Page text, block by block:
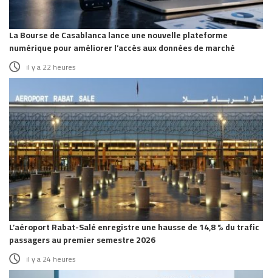
La Bourse de Casablanca lance une nouvelle plateforme
numérique pour améliorer l’accès aux données de marché
il y a 22 heures
L’aéroport Rabat-Salé enregistre une hausse de 14,8 % du trafic
passagers au premier semestre 2026
il y a 24 heures